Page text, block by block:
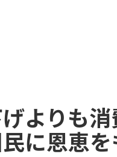
よりも
に恩恵